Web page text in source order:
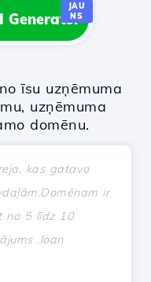
Generator
JAU
NS
īsu uzņēmuma
uzņēmuma
domēnu.